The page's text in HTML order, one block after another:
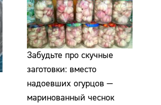
Забудьте про скучные
заготовки: вместо
надоевших огурцов —
маринованный чеснок